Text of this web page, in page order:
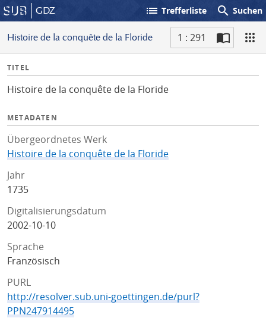
GDZ list Trefferliste search Suchen
Histoire de la conquête de la Floride 1 : 291
I
f
TITEL
Histoire de la conquête de la Floride
METADATEN
Übergeordnetes Werk
Histoire de la conquête de la Floride
Jahr
1735
Digitalisierungsdatum
2002-10-10
Sprache
Französisch
PURL
http://resolver.sub.uni-goettingen.de/purl?
PPN247914495